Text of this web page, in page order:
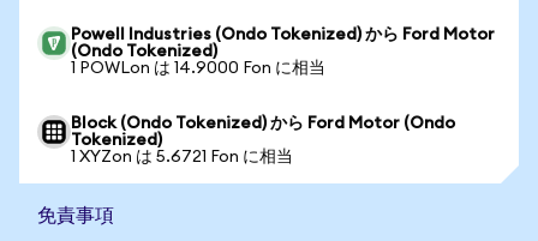
Powell Industries (Ondo Tokenized) から Ford Motor
(Ondo Tokenized)
1 POWLon は 14.9000 Fon に相当
Block (Ondo Tokenized) から Ford Motor (Ondo
Tokenized)
1 XYZon は 5.6721 Fon に相当
免責事項